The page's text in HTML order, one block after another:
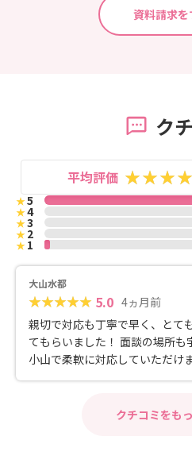
資料請求を
ク
平均評価
★5
★4
★3
★2
★1
大山水都
5.0 4ヵ月前
親切で対応も丁寧で早く、とて
てもらいました！ 面談の場所も
小山で柔軟に対応していただけ
婚相談所に興味があるけど初め
安や疑問に思っていることを丁
クチコミをも